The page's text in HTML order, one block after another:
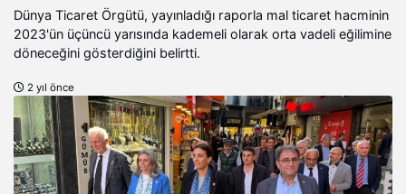
Dünya Ticaret Örgütü, yayınladığı raporla mal ticaret hacminin
2023'ün üçüncü yarısında kademeli olarak orta vadeli eğilimine
döneceğini gösterdiğini belirtti.
2 yıl önce